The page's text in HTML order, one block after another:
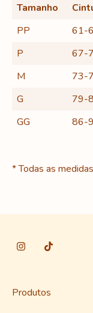
Tamanho
PP
61-
P
67-
M
73-
G
79-
GG
86-
* Todas as
Produtos